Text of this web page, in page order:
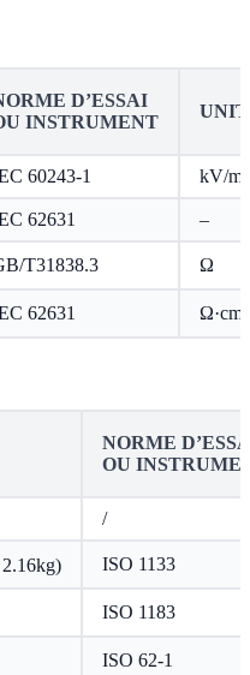
D’ESSAI
INSTRUMENT
60243-1 kV/
62631 –
T31838.3 Ω
62631 Ω·cm
NORME
OU
/
ISO 1133
ISO 1183
ISO 62-1